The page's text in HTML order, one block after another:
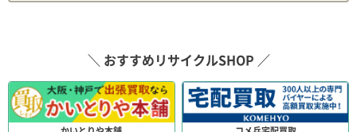
＼ おすすめリサイクルSHOP ／